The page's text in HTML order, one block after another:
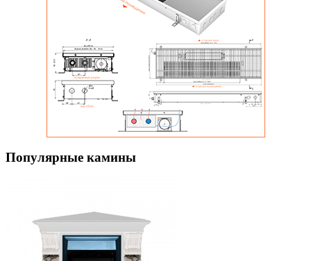
Популярные камины